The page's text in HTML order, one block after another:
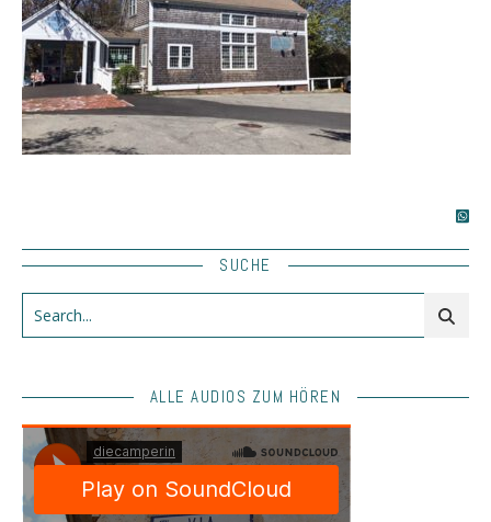
SUCHE
ALLE AUDIOS ZUM HÖREN